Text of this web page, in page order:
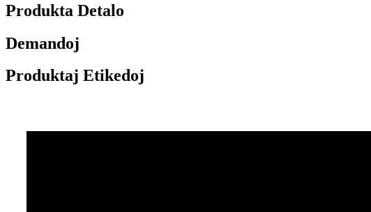
Produkta Detalo
Demandoj
Produktaj Etikedoj